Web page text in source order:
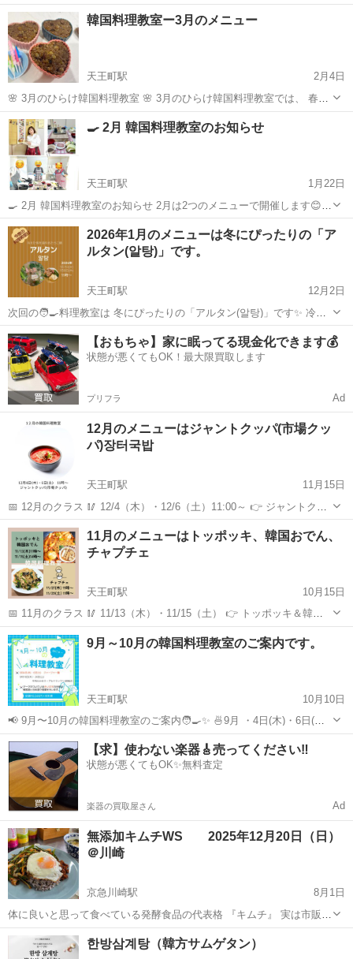
人気のタッカルビと、 さっぱりとした白菜コッチョリ(浅漬けキムチ)
＋やさしい味わいのジャンチククス(韓国そうめん)をご紹介します😊
...
神奈川 横浜市 天王町駅 韓国料理
韓国料理教室ー3月のメニュー
天王町駅
2月4日
🌸 3月のひらけ韓国料理教室 🌸 3月のひらけ韓国料理教室では、 春の
始まりに寄り添う、 健康にやさしい韓国家庭料理をご紹介します 🌱
🍚 〈第1弾｜3月5日(木)・7日(土)〉 薬膳おこわ（ヤクシク）＆ ...
神奈川 横浜市 天王町駅 韓国料理 キムチ
🍳 2月 韓国料理教室のお知らせ
天王町駅
1月22日
🍳 2月 韓国料理教室のお知らせ 2月は2つのメニューで開催します😊
🗓 2/5(木)・2/7(土) ▶ スンドゥブチゲ 🗓 2/26(木)・2/28(土) ▶ プデチ
ゲ ⏰ 時間：11時~ 👛 参加費：5...
神奈川 横浜市 天王町駅 保土ヶ谷
2026年1月のメニューは冬にぴったりの「ア
ルタン(알탕)」です。
天王町駅
12月2日
次回の🧑‍🍳料理教室は 冬にぴったりの「アルタン(알탕)」です✨ 冷え
た体をポカポカ温めてくれる、 旨みたっぷりのたらこ鍋。 野菜・豆
腐・たらこがやさしくしみて、 寒い季節に本当におすすめの一品です
❄️🍲 ...
神奈川 横浜市 天王町駅 韓国料理 興味
【おもちゃ】家に眠ってる現金化できます💰
状態が悪くてもOK！最大限買取します
プリフラ Ad
12月のメニューはジャントクッパ(市場クッ
パ)장터국밥
天王町駅
11月15日
📅 12月のクラス 🥢 12/4（木）・12/6（土）11:00～ 👉 ジャントクッ
パ(市場クッパ）장터국밥 💰 受講料：5,500円（材料費別） 🏠 場所：
ひらけ韓国料理教室（天王町・保土ヶ谷） ⏰ 所要時間...
神奈川 横浜市 天王町駅 韓国料理 保土ヶ谷
11月のメニューはトッポッキ、韓国おでん、
チャプチェ
天王町駅
10月15日
📅 11月のクラス 🥢 11/13（木）・11/15（土） 👉 トッポッキ＆韓国
おでん 🕒 11/13（木） 11:00～ 🕒 11/15（土） 14:00～ 🥢
11/27（木）・11/29（土） 👉 チャ...
神奈川 横浜市 天王町駅 韓国料理 保土ヶ谷
9月～10月の韓国料理教室のご案内です。
天王町駅
10月10日
📢 9月〜10月の韓国料理教室のご案内🧑‍🍳✨ 🍜9月 ・4日(木)・6日(土)
ジャージャー麺 : 짜장면 ・18日(木)・20日(土) 牛肉わかめスープ＆ケ
ランマリ（卵焼き）: 소고기미역국과 계란말이 ...
神奈川 横浜市 天王町駅 韓国料理
【求】使わない楽器🎸売ってください‼️
状態が悪くてもOK✨無料査定
楽器の買取屋さん Ad
無添加キムチWS 2025年12月20日（日）
＠川崎
京急川崎駅
8月1日
体に良いと思って食べている発酵食品の代表格 『キムチ』 実は市販の
キムチは・保存料・着色料などの添加物がいーっぱい！ 体に良いと思
って食べているいたキムチで便秘が解消された🤩 と言う方はもしかし
神奈川 川崎市 京急川崎駅 韓国料理
한방삼계탕（韓方サムゲタン）